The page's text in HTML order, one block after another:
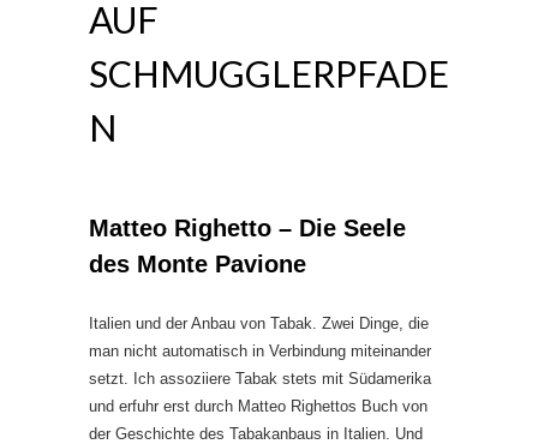
AUF
SCHMUGGLERPFADE
N
Matteo Righetto – Die Seele
des Monte Pavione
Italien und der Anbau von Tabak. Zwei Dinge, die
man nicht automatisch in Verbindung miteinander
setzt. Ich assoziiere Tabak stets mit Südamerika
und erfuhr erst durch Matteo Righettos Buch von
der Geschichte des Tabakanbaus in Italien. Und